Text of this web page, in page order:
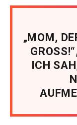
„MOM,
ICH